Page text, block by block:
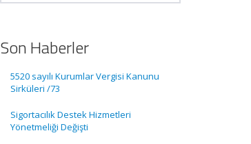
Son Haberler
5520 sayılı Kurumlar Vergisi Kanunu
Sirküleri /73
Sigortacılık Destek Hizmetleri
Yönetmeliği Değişti